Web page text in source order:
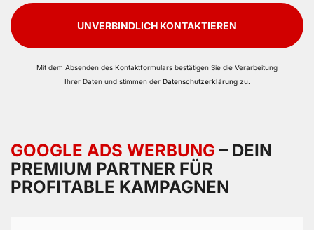
UNVERBINDLICH KONTAKTIEREN
Mit dem Absenden des Kontaktformulars bestätigen Sie die Verarbeitung
Ihrer Daten und stimmen der Datenschutzerklärungzu.
GOOGLE ADS WERBUNG – DEIN
PREMIUM PARTNER FÜR
PROFITABLE KAMPAGNEN